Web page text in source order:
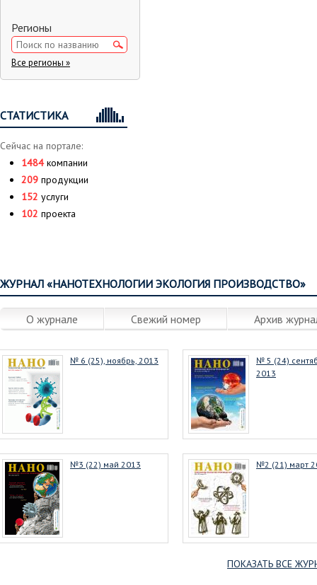
Регионы
Все регионы »
СТАТИСТИКА
Сейчас на портале:
1484компании
209 продукции
152 услуги
102 проекта
ЖУРНАЛ «НАНОТЕХНОЛОГИИ ЭКОЛОГИЯ ПРОИЗВОДСТВО»
О журнале Свежий номер Архив
№ 6 (25), ноябрь, 2013
№ 5 (24)
2013
№3 (22) май 2013 №2 (21) март
ПОКАЗАТЬ ВСЕ